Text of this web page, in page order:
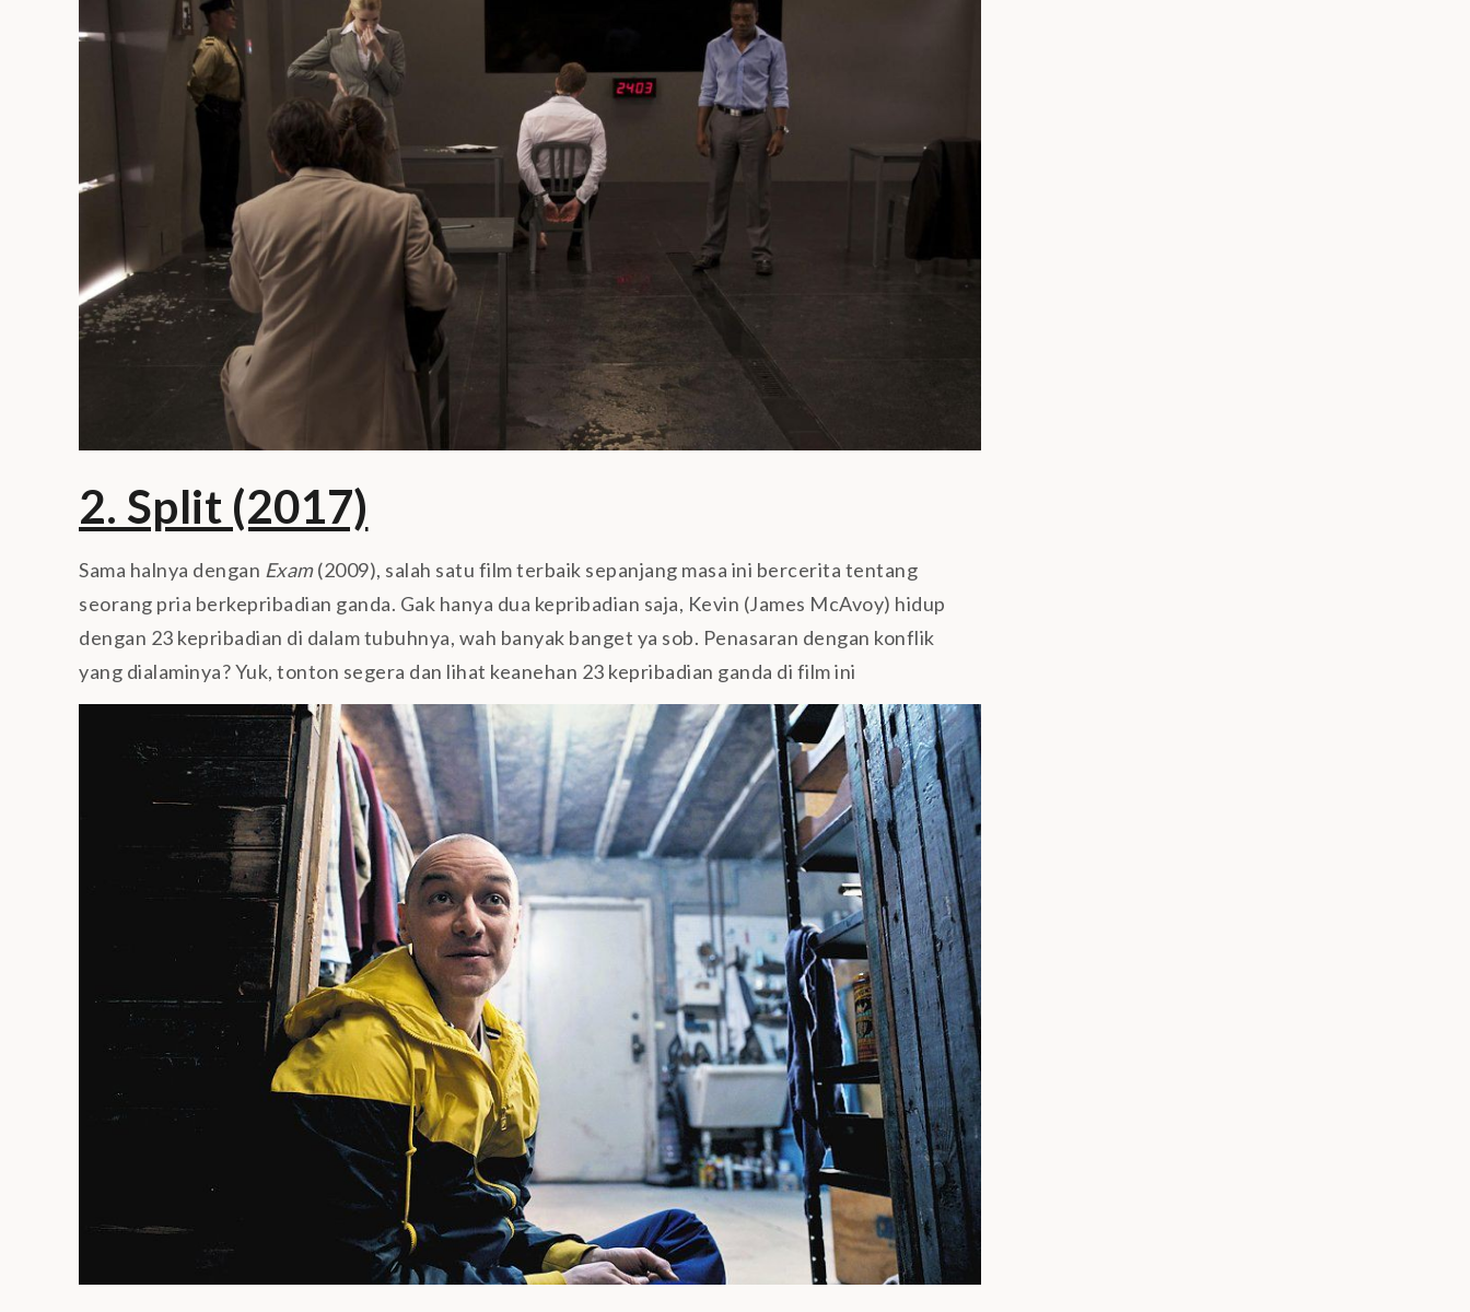
2. Split (2017)
Sama halnya dengan Exam(2009), salah satu film terbaik sepanjang masa ini bercerita tentang
seorang pria berkepribadian ganda. Gak hanya dua kepribadian saja, Kevin (James McAvoy) hidup
dengan 23 kepribadian di dalam tubuhnya, wah banyak banget ya sob. Penasaran dengan konflik
yang dialaminya? Yuk, tonton segera dan lihat keanehan 23 kepribadian ganda di film ini